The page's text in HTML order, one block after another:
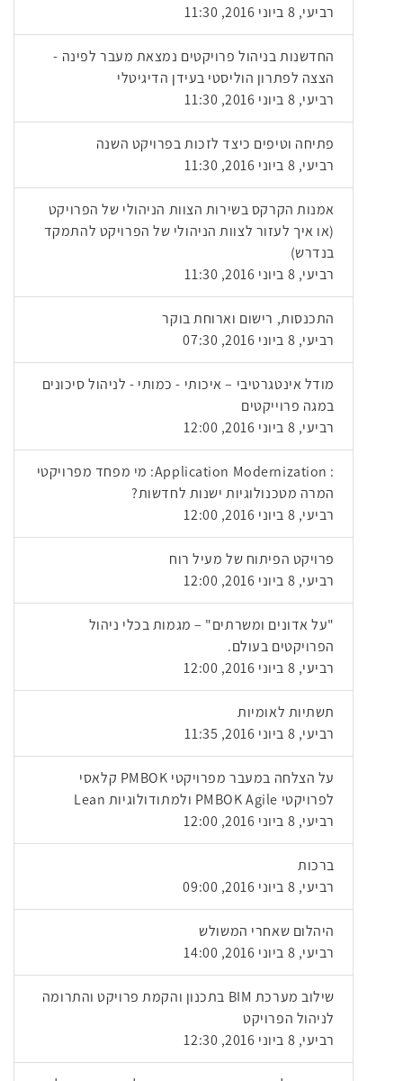
רביעי, 8 ביוני 2016, 11:30
החדשנות בניהול פרויקטים נמצאת מעבר לפינה -
הצצה לפתרון הוליסטי בעידן הדיגיטלי
רביעי, 8 ביוני 2016, 11:30
פתיחה וטיפים כיצד לזכות בפרויקט השנה
רביעי, 8 ביוני 2016, 11:30
אמנות הקרקס בשירות הצוות הניהולי של הפרויקט
(או איך לעזור לצוות הניהולי של הפרויקט להתמקד
בנדרש)
רביעי, 8 ביוני 2016, 11:30
התכנסות, רישום וארוחת בוקר
רביעי, 8 ביוני 2016, 07:30
מודל אינטגרטיבי – איכותי - כמותי - לניהול סיכונים
במגה פרוייקטים
רביעי, 8 ביוני 2016, 12:00
: Application Modernization: מי מפחד מפרויקטי
המרה מטכנולוגיות ישנות לחדשות?
רביעי, 8 ביוני 2016, 12:00
פרויקט הפיתוח של מעיל רוח
רביעי, 8 ביוני 2016, 12:00
"על אדונים ומשרתים" – מגמות בכלי ניהול
הפרויקטים בעולם.
רביעי, 8 ביוני 2016, 12:00
תשתיות לאומיות
רביעי, 8 ביוני 2016, 11:35
על הצלחה במעבר מפרויקטי PMBOK קלאסי
לפרויקטי PMBOK Agile ולמתודולוגיות Lean
רביעי, 8 ביוני 2016, 12:00
ברכות
רביעי, 8 ביוני 2016, 09:00
היהלום שאחרי המשולש
רביעי, 8 ביוני 2016, 14:00
שילוב מערכת BIM בתכנון והקמת פרויקט והתרומה
לניהול הפרויקט
רביעי, 8 ביוני 2016, 12:30